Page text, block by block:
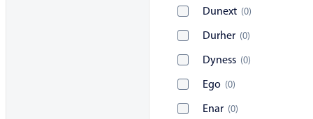
Dunext (0)
Durher (0)
Dyness (0)
Ego (0)
Enar (0)